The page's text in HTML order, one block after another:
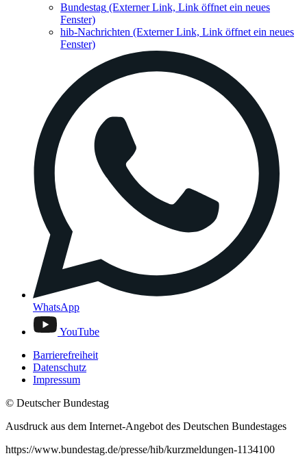
Bundestag (Externer Link, Link öffnet ein neues
Fenster)
hib-Nachrichten (Externer Link, Link öffnet ein neues
Fenster)
WhatsApp
YouTube
Barrierefreiheit
Datenschutz
Impressum
© Deutscher Bundestag
Ausdruck aus dem Internet-Angebot des Deutschen Bundestages
https://www.bundestag.de/presse/hib/kurzmeldungen-1134100